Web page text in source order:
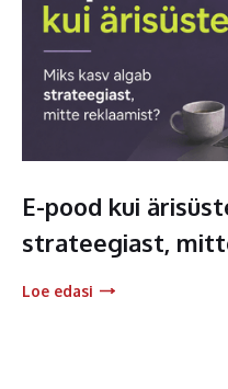
E-pood kui
strateegiast,
Loe edasi